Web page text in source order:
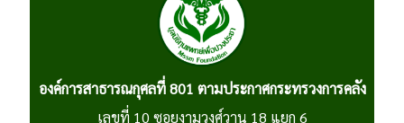
องค์การสาธารณกุศลที่ 801 ตามประกาศกระทรวงการคลัง
เลขที่ 10 ซอยงามวงศ์วาน 18 แยก 6